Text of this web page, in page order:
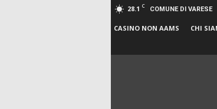
28.1 C COMUNE DI VARESE
CASINO NON AAMS CHI